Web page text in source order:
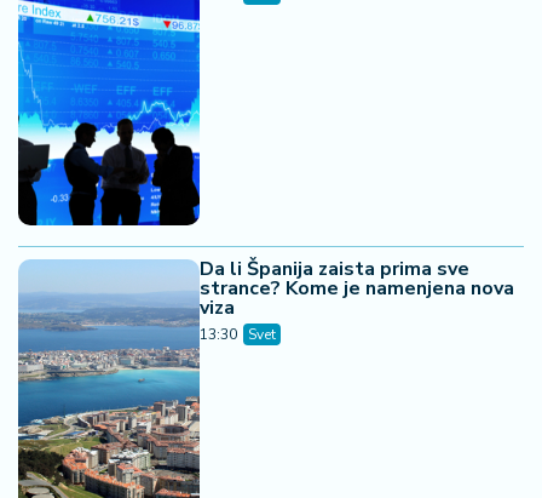
Da li Španija zaista prima sve
strance? Kome je namenjena nova
viza
13:30 Svet